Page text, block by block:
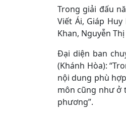
Trong giải đấu
Viết Ái, Giáp
Khan, Nguyễn
Đại diện ban
(Khánh Hòa):
nội dung phù
môn cũng như ở
phương”.